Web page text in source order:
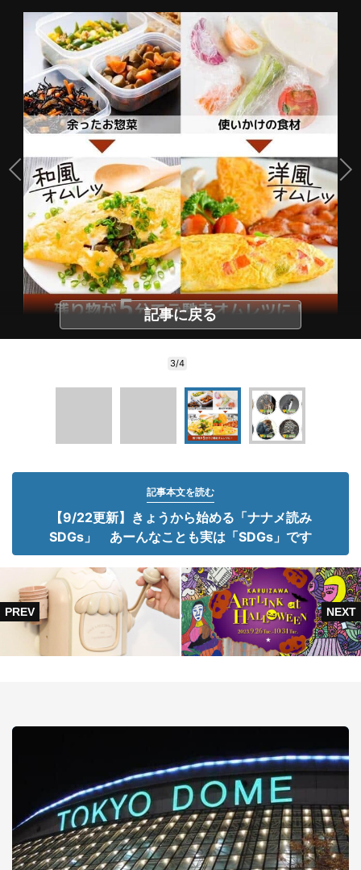
記事に戻る
3/4
記事本文を読む
【9/22更新】きょうから始める「ナナメ読み
SDGs」 あーんなことも実は「SDGs」です